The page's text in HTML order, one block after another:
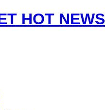
HOT NEWS